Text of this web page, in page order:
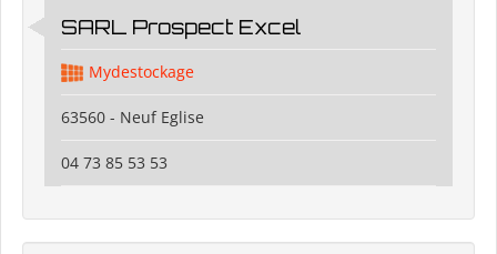
SARL Prospect Excel
Mydestockage
63560 - Neuf Eglise
04 73 85 53 53